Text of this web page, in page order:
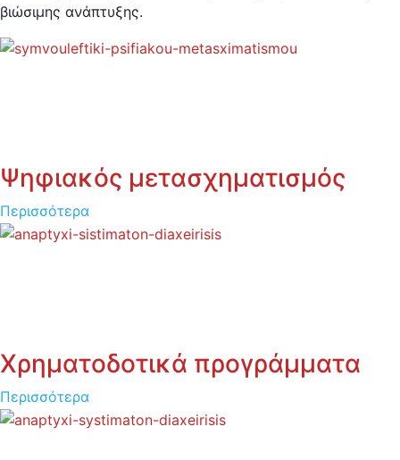
βιώσιμης ανάπτυξης.
Ψηφιακός μετασχηματισμός
Περισσότερα
Χρηματοδοτικά προγράμματα
Περισσότερα